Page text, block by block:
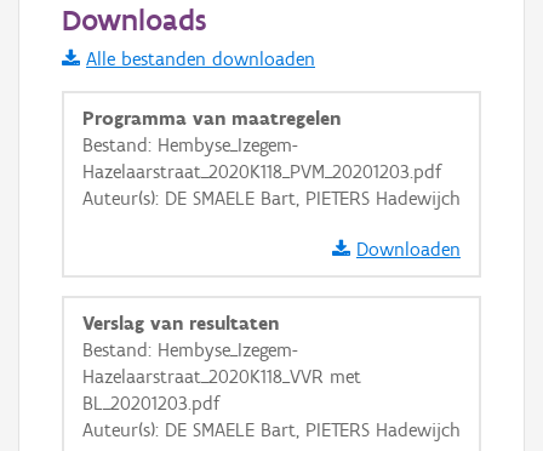
Informatie Vlaanderen
i
+ −
Basis Lagen
OSM-Basiskaart
Downloads
Alle bestanden downloaden
Programma van maatregelen
Bestand: Hembyse_Izegem-
Hazelaarstraat_2020K118_PVM_20201203.pdf
Auteur(s): DE SMAELE Bart, PIETERS Hadewijch
Downloaden
Verslag van resultaten
Bestand: Hembyse_Izegem-
Hazelaarstraat_2020K118_VVR met
BL_20201203.pdf
Auteur(s): DE SMAELE Bart, PIETERS Hadewijch